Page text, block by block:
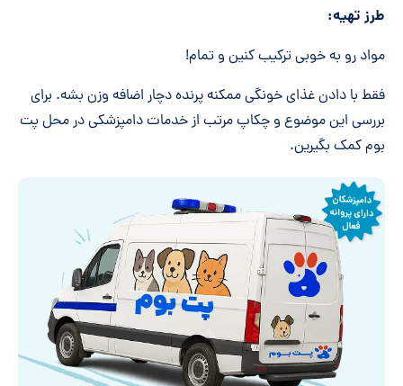
طرز تهیه:
مواد رو به خوبی ترکیب کنین و تمام!
فقط با دادن غذای خونگی ممکنه پرنده دچار اضافه وزن بشه. برای
بررسی این موضوع و چکاپ مرتب از خدمات دامپزشکی در محل پت
بوم کمک بگیرین.